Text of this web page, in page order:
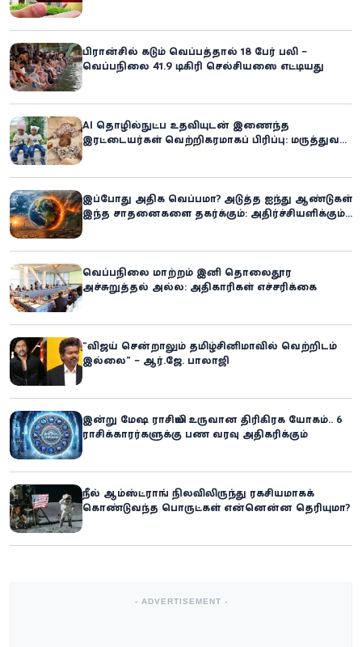
பிரான்சில் கடும் வெப்பத்தால் 18 பேர் பலி –
வெப்பநிலை 41.9 டிகிரி செல்சியஸை எட்டியது
AI தொழில்நுட்ப உதவியுடன் இணைந்த
இரட்டையர்கள் வெற்றிகரமாகப் பிரிப்பு: மருத்துவ
இப்போது அதிக வெப்பமா? அடுத்த ஐந்து ஆண்டுகள்
இந்த சாதனைகளை தகர்க்கும்: அதிர்ச்சியளிக்கும்
வெப்பநிலை மாற்றம் இனி தொலைதூர
அச்சுறுத்தல் அல்ல: அதிகாரிகள் எச்சரிக்கை
“விஜய் சென்றாலும் தமிழ்சினிமாவில் வெற்றிடம்
இல்லை” – ஆர்.ஜே. பாலாஜி
இன்று மேஷ ராசியில் உருவான திரிகிரக யோகம்.. 6
ராசிக்காரர்களுக்கு பண வரவு அதிகரிக்கும்
நீல் ஆம்ஸ்ட்ராங் நிலவிலிருந்து ரகசியமாகக்
கொண்டுவந்த பொருட்கள் என்னென்ன தெரியுமா?
- ADVERTISEMENT -